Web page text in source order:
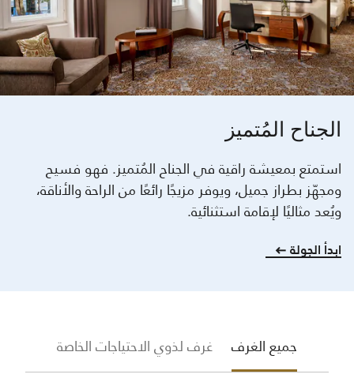
الجناح المُتميز
استمتع بمعيشة راقية في الجناح المُتميز. فهو فسيح
ومجهّز بطراز جميل، ويوفر مزيجًا رائعًا من الراحة والأناقة،
ويُعد مثاليًا لإقامة استثنائية.
ابدأ الجولة
جميع الغرف غرف لذوي الاحتياجات الخاصة